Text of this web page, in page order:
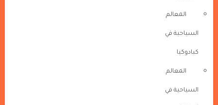
المعالم
السياحية في
كبادوكيا
المعالم
السياحية في